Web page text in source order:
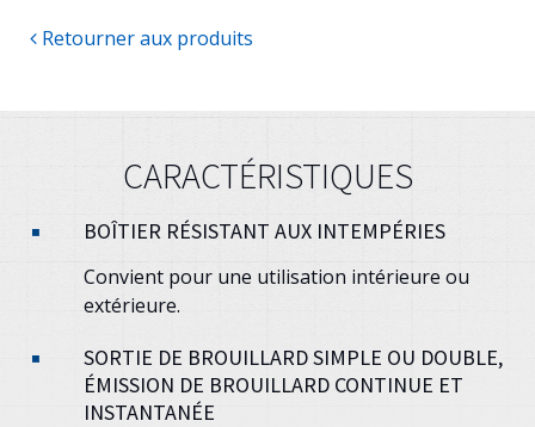
Retourner aux produits
CARACTÉRISTIQUES
BOÎTIER RÉSISTANT AUX INTEMPÉRIES
Convient pour une utilisation intérieure ou
extérieure.
SORTIE DE BROUILLARD SIMPLE OU DOUBLE,
ÉMISSION DE BROUILLARD CONTINUE ET
INSTANTANÉE